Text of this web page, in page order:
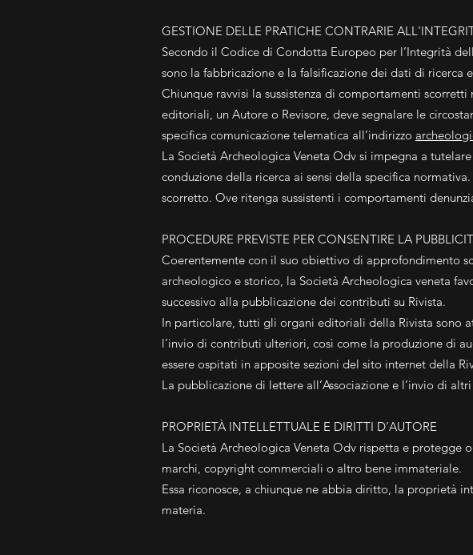
GESTIONE DELLE PRATICHE CONTRARIE
Secondo il Codice di Condotta Europeo per l’Integrità
sono la fabbricazione e la falsificazione dei dati di ricerca
Chiunque ravvisi la sussistenza di comportamenti
editoriali, un Autore o Revisore, deve segnalare le
specifica comunicazione telematica all’indirizzo
La Società Archeologica Veneta Odv si impegna a
conduzione della ricerca ai sensi della specifica
scorretto. Ove ritenga sussistenti i comportamenti
PROCEDURE PREVISTE PER CONSENTIRE LA
Coerentemente con il suo obiettivo di approfondimento
archeologico e storico, la Società Archeologica veneta
successivo alla pubblicazione dei contributi su Rivista.
In particolare, tutti gli organi editoriali della Rivista sono
l’invio di contributi ulteriori, così come la produzione di
essere ospitati in apposite sezioni del sito internet della
La pubblicazione di lettere all’Associazione e l’invio di
PROPRIETÀ INTELLETTUALE E DIRITTI D’AUTORE
La Società Archeologica Veneta Odv rispetta e
marchi, copyright commerciali o altro bene immateriale.
Essa riconosce, a chiunque ne abbia diritto, la proprietà
materia.